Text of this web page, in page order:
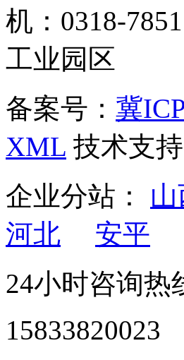
机：0318-
工业园区
备案号： 冀
XML 技术支持
企业分站：
河北
安平
24小时咨询热
15833820023